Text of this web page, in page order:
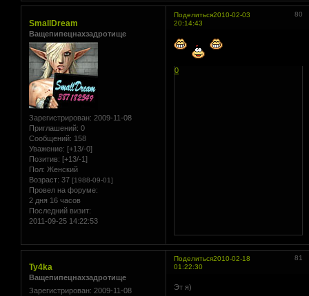
Поделиться 80
2010-02-03
20:14:43
SmallDream
Ващепипецнахзадротище
Зарегистрирован: 2009-11-08
Приглашений: 0
Сообщений: 158
Уважение: [+13/-0]
Позитив: [+13/-1]
Пол: Женский
Возраст: 37 [1988-09-01]
Провел на форуме:
2 дня 16 часов
Последний визит:
2011-09-25 14:22:53
0
Поделиться 81
2010-02-18
01:22:30
Ty4ka
Ващепипецнахзадротище
Зарегистрирован: 2009-11-08
Эт я)